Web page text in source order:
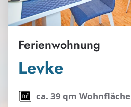
Ferienwohnung
Levke
ca. 39 qm Wohnfläche